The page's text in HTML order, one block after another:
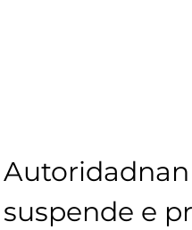
suspende e